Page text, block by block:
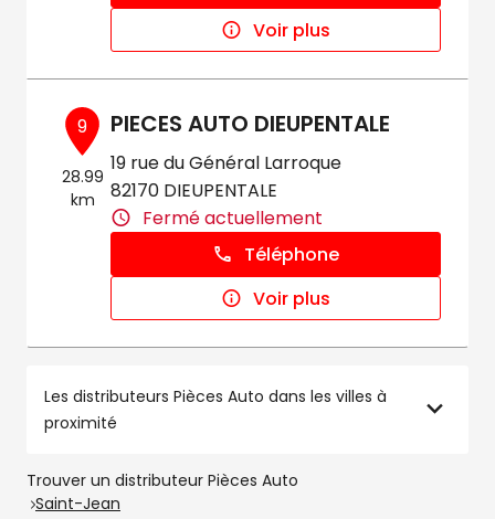
Voir plus
9
28.99
km
PIECES AUTO DIEUPENTALE
19 rue du Général Larroque
82170 DIEUPENTALE
Fermé actuellement
Téléphone
Voir plus
Les distributeurs Pièces Auto dans les villes à
proximité
Trouver un distributeur Pièces Auto
Saint-Jean